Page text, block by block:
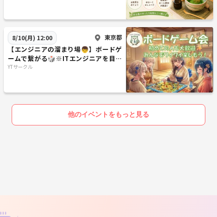
8/10(月) 12:00 東京都
【エンジニアの溜まり場👦】ボードゲ
ームで繋がる🎲※ITエンジニアを目指
している方も参加OK💻
YTサークル
他のイベントをもっと見る